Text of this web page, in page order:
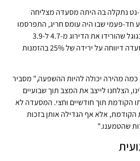
נט נתקלה בה היתה מסעדה מצליחה
חד-פעמי שבו היה עומס חריג, התפרסמו
מספר ביקורות שליליות בגוגל שהורידו את הדירוג מ-4.7 ל-3.9
כוכבים. בתוך חודש, המסעדה דיווחה על ירידה של 25% בהזמנות
מהירה יכולה להיות ההשפעה," מסביר
הצלחנו לייצב את המצב תוך שבועיים
הקודמת תוך חודשיים וחצי. המסעדה לא
אלא אף הגדילה אותן בזכות
שהטמענו."